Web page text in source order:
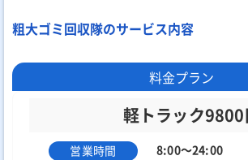
粗大ゴミ回収隊のサービス内容
料金プラン
軽トラック
営業時間 8:00～24:00